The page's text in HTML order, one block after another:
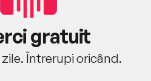
gratuit
Întrerupi oricând.